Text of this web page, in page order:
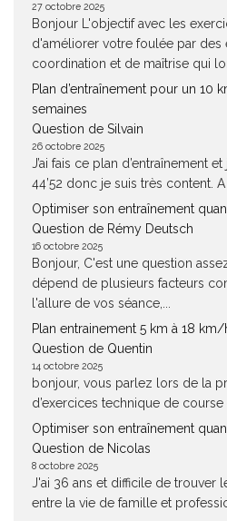
27 octobre 2025
Bonjour L'objectif avec les
d'améliorer votre foulée par des
coordination et de maîtrise qui
Plan d’entraînement pour un 10
semaines
Question de Silvain
26 octobre 2025
J’ai fais ce plan d’entraînement
44’52 donc je suis très content. A
Optimiser son entraînement
Question de Rémy Deutsch
16 octobre 2025
Bonjour, C'est une question
dépend de plusieurs facteurs
l'allure de vos séance,...
Plan entrainement 5 km à 18
Question de Quentin
14 octobre 2025
bonjour, vous parlez lors de la
d’exercices technique de course
Optimiser son entraînement
Question de Nicolas
8 octobre 2025
J'ai 36 ans et difficile de trouver
entre la vie de famille et